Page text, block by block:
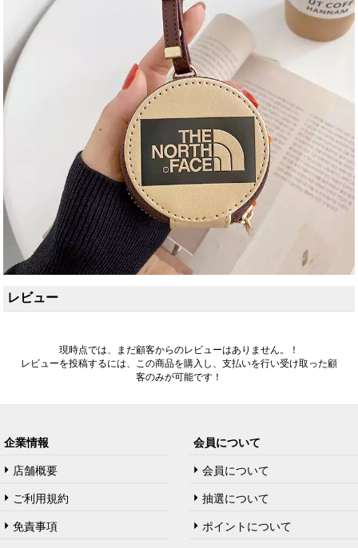
レビュー
現時点では、まだ顧客からのレビューはありません。！
レビューを投稿するには、この商品を購入し、支払いを行い受け取った顧
客のみが可能です！
企業情報
店舗概要
ご利用規約
免責事項
会員について
会員について
抽選について
ポイントについて